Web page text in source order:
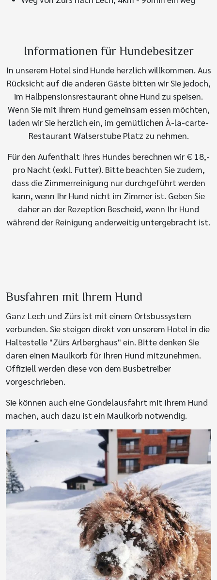
Informationen für Hundebesitzer
In unserem Hotel sind Hunde herzlich willkommen. Aus
Rücksicht auf die anderen Gäste bitten wir Sie jedoch,
im Halbpensionsrestaurant ohne Hund zu speisen.
Wenn Sie mit Ihrem Hund gemeinsam essen möchten,
laden wir Sie herzlich ein, im gemütlichen À-la-carte-
Restaurant Walserstube Platz zu nehmen.
Für den Aufenthalt Ihres Hundes berechnen wir € 18,-
pro Nacht (exkl. Futter). Bitte beachten Sie zudem,
dass die Zimmerreinigung nur durchgeführt werden
kann, wenn Ihr Hund nicht im Zimmer ist. Geben Sie
daher an der Rezeption Bescheid, wenn Ihr Hund
während der Reinigung anderweitig untergebracht ist.
Busfahren mit Ihrem Hund
Ganz Lech und Zürs ist mit einem Ortsbussystem
verbunden. Sie steigen direkt von unserem Hotel in die
Haltestelle "Zürs Arlberghaus" ein. Bitte denken Sie
daren einen Maulkorb für Ihren Hund mitzunehmen.
Offiziell werden diese von dem Busbetreiber
vorgeschrieben.
Sie können auch eine Gondelausfahrt mit Ihrem Hund
machen, auch dazu ist ein Maulkorb notwendig.